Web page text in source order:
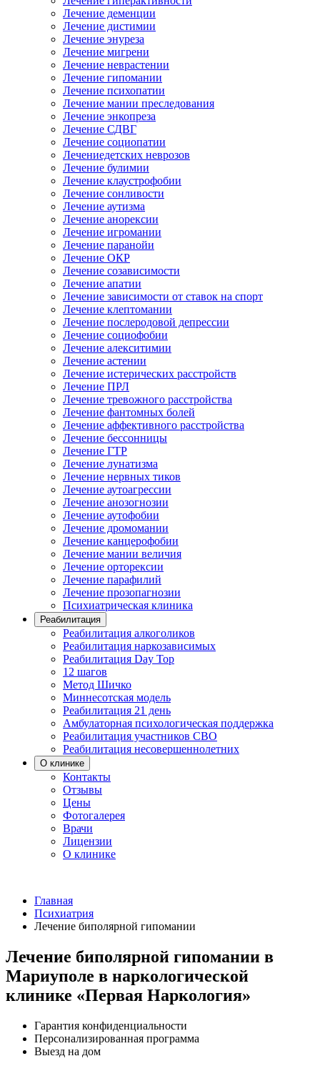
Лечение деменции
Лечение дистимии
Лечение энуреза
Лечение мигрени
Лечение неврастении
Лечение гипомании
Лечение психопатии
Лечение мании преследования
Лечение энкопреза
Лечение СДВГ
Лечение социопатии
Лечениедетских неврозов
Лечение булимии
Лечение клаустрофобии
Лечение сонливости
Лечение аутизма
Лечение анорексии
Лечение игромании
Лечение паранойи
Лечение ОКР
Лечение созависимости
Лечение апатии
Лечение зависимости от ставок на спорт
Лечение клептомании
Лечение послеродовой депрессии
Лечение социофобии
Лечение алекситимии
Лечение астении
Лечение истерических расстройств
Лечение ПРЛ
Лечение тревожного расстройства
Лечение фантомных болей
Лечение аффективного расстройства
Лечение бессонницы
Лечение ГТР
Лечение лунатизма
Лечение нервных тиков
Лечение аутоагрессии
Лечение анозогнозии
Лечение аутофобии
Лечение дромомании
Лечение канцерофобии
Лечение мании величия
Лечение орторексии
Лечение парафилий
Лечение прозопагнозии
Психиатрическая клиника
Реабилитация
Реабилитация алкоголиков
Реабилитация наркозависимых
Реабилитация Day Top
12 шагов
Метод Шичко
Миннесотская модель
Реабилитация 21 день
Амбулаторная психологическая поддержка
Реабилитация участников СВО
Реабилитация несовершеннолетних
О клинике
Контакты
Отзывы
Цены
Фотогалерея
Врачи
Лицензии
О клинике
Главная
Психиатрия
Лечение биполярной гипомании
Лечение биполярной гипомании в
Мариуполе в наркологической
клинике «Первая Наркология»
Гарантия конфиденциальности
Персонализированная программа
Выезд на дом